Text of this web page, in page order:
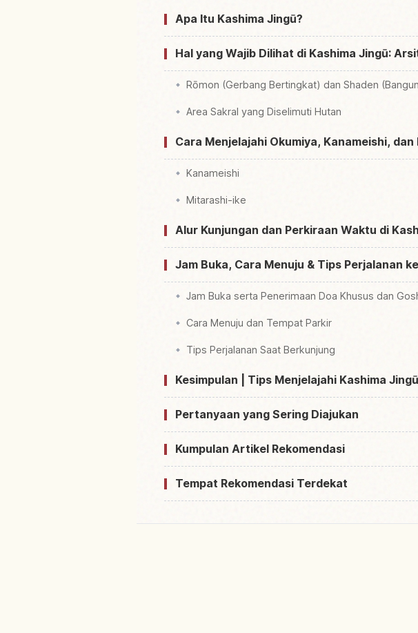
Apa Itu Kashima Jingū?
Hal yang Wajib Dilihat di Kashima Jingū:
Rōmon (Gerbang Bertingkat) dan Shaden
Area Sakral yang Diselimuti Hutan
Cara Menjelajahi Okumiya, Kanameishi,
Kanameishi
Mitarashi-ike
Alur Kunjungan dan Perkiraan Waktu di
Jam Buka, Cara Menuju & Tips Perjalanan
Jam Buka serta Penerimaan Doa Khusus dan
Cara Menuju dan Tempat Parkir
Tips Perjalanan Saat Berkunjung
Kesimpulan | Tips Menjelajahi Kashima
Pertanyaan yang Sering Diajukan
Kumpulan Artikel Rekomendasi
Tempat Rekomendasi Terdekat